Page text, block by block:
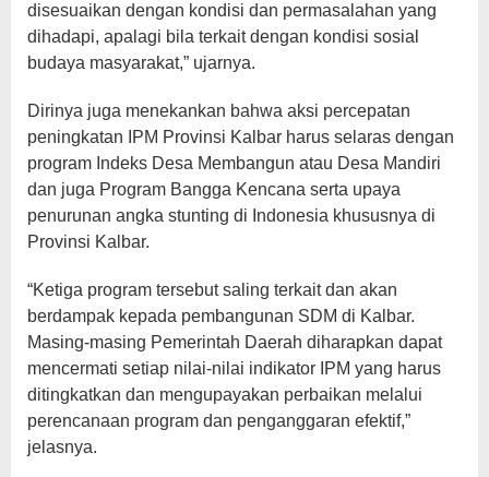
disesuaikan dengan kondisi dan permasalahan yang
dihadapi, apalagi bila terkait dengan kondisi sosial
budaya masyarakat,” ujarnya.
Dirinya juga menekankan bahwa aksi percepatan
peningkatan IPM Provinsi Kalbar harus selaras dengan
program Indeks Desa Membangun atau Desa Mandiri
dan juga Program Bangga Kencana serta upaya
penurunan angka stunting di Indonesia khususnya di
Provinsi Kalbar.
“Ketiga program tersebut saling terkait dan akan
berdampak kepada pembangunan SDM di Kalbar.
Masing-masing Pemerintah Daerah diharapkan dapat
mencermati setiap nilai-nilai indikator IPM yang harus
ditingkatkan dan mengupayakan perbaikan melalui
perencanaan program dan penganggaran efektif,”
jelasnya.